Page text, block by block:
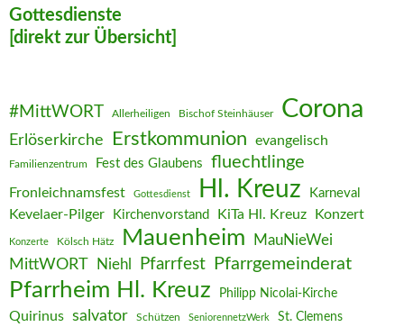
Gottesdienste
[direkt zur Übersicht]
#MittWORT Allerheiligen Bischof Steinhäuser Corona
Erlöserkirche Erstkommunion evangelisch
Familienzentrum Fest des Glaubens fluechtlinge
Fronleichnamsfest Gottesdienst Hl. Kreuz Karneval
Kevelaer-Pilger Kirchenvorstand KiTa Hl. Kreuz Konzert
Konzerte Kölsch Hätz Mauenheim MauNieWei
MittWORT Niehl Pfarrfest Pfarrgemeinderat
Pfarrheim Hl. Kreuz Philipp Nicolai-Kirche
Quirinus salvator Schützen SeniorennetzWerk St. Clemens